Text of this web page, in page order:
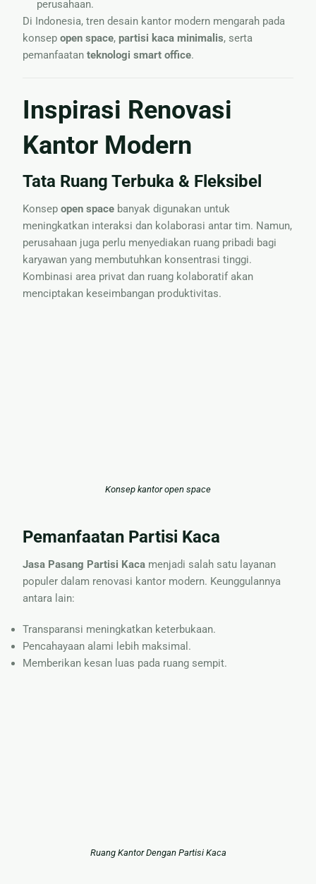
perusahaan.
Di Indonesia, tren desain kantor modern mengarah pada
konsepopen space,partisi kaca minimalis, serta
pemanfaatanteknologi smart office.
Inspirasi Renovasi
Kantor Modern
Tata Ruang Terbuka & Fleksibel
Konsepopen space banyak digunakan untuk
meningkatkan interaksi dan kolaborasi antar tim. Namun,
perusahaan juga perlu menyediakan ruang pribadi bagi
karyawan yang membutuhkan konsentrasi tinggi.
Kombinasi area privat dan ruang kolaboratif akan
menciptakan keseimbangan produktivitas.
Konsep kantor open space
Pemanfaatan Partisi Kaca
Jasa Pasang Partisi Kaca menjadi salah satu layanan
populer dalam renovasi kantor modern. Keunggulannya
antara lain:
Transparansi meningkatkan keterbukaan.
Pencahayaan alami lebih maksimal.
Memberikan kesan luas pada ruang sempit.
Ruang Kantor Dengan Partisi Kaca